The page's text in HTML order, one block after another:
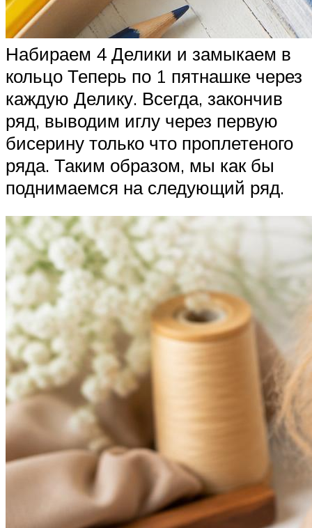
Набираем 4 Делики и замыкаем в
кольцо Теперь по 1 пятнашке через
каждую Делику. Всегда, закончив
ряд, выводим иглу через первую
бисерину только что проплетеного
ряда. Таким образом, мы как бы
поднимаемся на следующий ряд.